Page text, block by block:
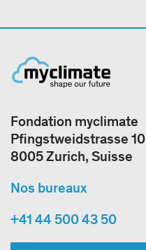
Fondation myclimate
Pfingstweidstrasse 10
8005 Zurich, Suisse
Nos bureaux
+41 44 500 43 50